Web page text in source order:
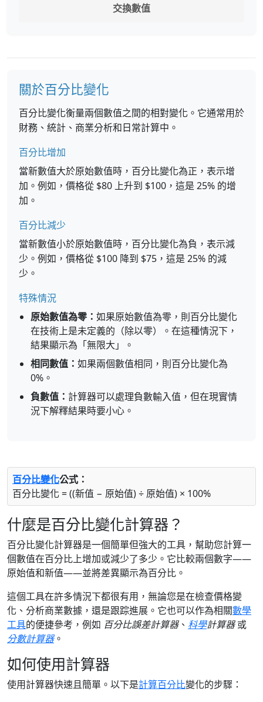
交換數值
關於百分比變化
百分比變化衡量兩個數值之間的相對變化。它通常用於
財務、統計、商業分析和日常計算中。
百分比增加
當新數值大於原始數值時，百分比變化為正，表示增
加。例如，價格從 $80 上升到 $100，這是 25% 的增
加。
百分比減少
當新數值小於原始數值時，百分比變化為負，表示減
少。例如，價格從 $100 降到 $75，這是 25% 的減
少。
特殊情況
原始數值為零： 如果原始數值為零，則百分比變化
在技術上是未定義的（除以零）。在這種情況下，
結果顯示為「無限大」。
相同數值： 如果兩個數值相同，則百分比變化為
0%。
負數值： 計算器可以處理負數輸入值，但在現實情
況下解釋結果時要小心。
百分比變化公式：
百分比變化 = ((新值 − 原始值) ÷ 原始值) × 100%
什麼是百分比變化計算器？
百分比變化計算器是一個簡單但強大的工具，幫助您計算一
個數值在百分比上增加或減少了多少。它比較兩個數字——
原始值和新值——並將差異顯示為百分比。
這個工具在許多情況下都很有用，無論您是在檢查價格變
化、分析商業數據，還是跟踪進展。它也可以作為相關數學
工具的便捷參考，例如 百分比誤差計算器、 科學計算器或
分數計算器。
如何使用計算器
使用計算器快速且簡單。以下是計算百分比變化的步驟：